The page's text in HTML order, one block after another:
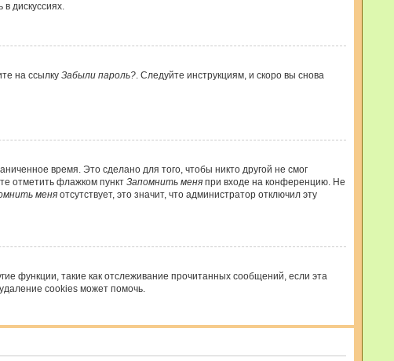
дискуссиях.
на ссылку Забыли пароль?. Следуйте инструкциям, и скоро вы снова
время. Это сделано для того, чтобы никто другой не смог
отметить флажком пункт Запомнить меня при входе на конференцию. Не
меня отсутствует, это значит, что администратор отключил эту
функции, такие как отслеживание прочитанных сообщений, если эта
cookies может помочь.